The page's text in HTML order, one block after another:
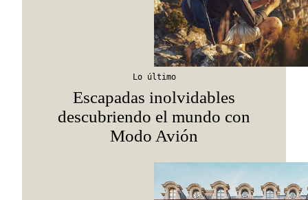
Lo último
Escapadas inolvidables
descubriendo el mundo con
Modo Avión